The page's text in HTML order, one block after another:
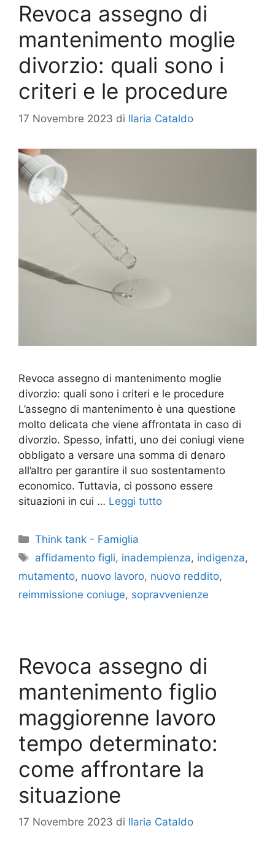
Revoca assegno di
mantenimento moglie
divorzio: quali sono i
criteri e le procedure
17 Novembre 2023 di Ilaria Cataldo
Revoca assegno di mantenimento moglie
divorzio: quali sono i criteri e le procedure
L’assegno di mantenimento è una questione
molto delicata che viene affrontata in caso di
divorzio. Spesso, infatti, uno dei coniugi viene
obbligato a versare una somma di denaro
all’altro per garantire il suo sostentamento
economico. Tuttavia, ci possono essere
situazioni in cui … Leggi tutto
Categorie
Think tank - Famiglia
Tag
affidamento figli, inadempienza, indigenza,
mutamento, nuovo lavoro, nuovo reddito,
reimmissione coniuge, sopravvenienze
Revoca assegno di
mantenimento figlio
maggiorenne lavoro
tempo determinato:
come affrontare la
situazione
17 Novembre 2023 di Ilaria Cataldo